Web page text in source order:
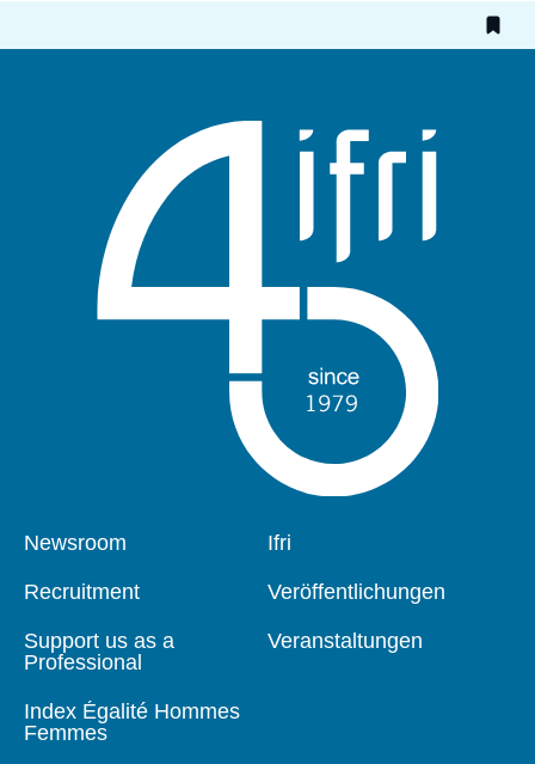
Pied
Newsroom
Recruitment
Support us as a
Professional
Index Égalité Hommes
Femmes
Navigation
Ifri
Veröffentlichungen
Veranstaltungen